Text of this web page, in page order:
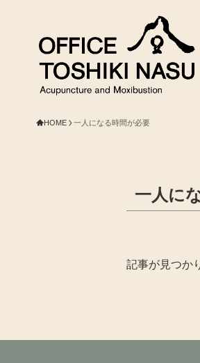
HOME 一人になる時間が必要
一人に
記事が見つか